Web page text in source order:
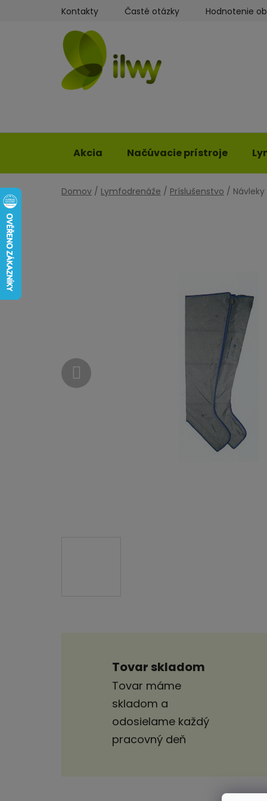
Kontakty Časté otázky Hodnotenie
Akcia Načúvacie prístroje
Domov / Lymfodrenáže / Príslušenstvo /
Tovar skladom
Tovar máme
skladom a
odosielame každý
pracovný deň